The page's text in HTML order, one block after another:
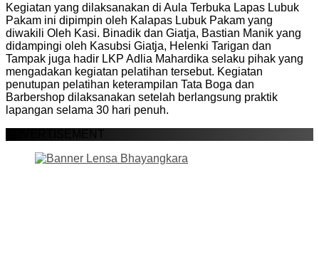
Kegiatan yang dilaksanakan di Aula Terbuka Lapas Lubuk
Pakam ini dipimpin oleh Kalapas Lubuk Pakam yang
diwakili Oleh Kasi. Binadik dan Giatja, Bastian Manik yang
didampingi oleh Kasubsi Giatja, Helenki Tarigan dan
Tampak juga hadir LKP Adlia Mahardika selaku pihak yang
mengadakan kegiatan pelatihan tersebut. Kegiatan
penutupan pelatihan keterampilan Tata Boga dan
Barbershop dilaksanakan setelah berlangsung praktik
lapangan selama 30 hari penuh.
ADVERTISEMENT